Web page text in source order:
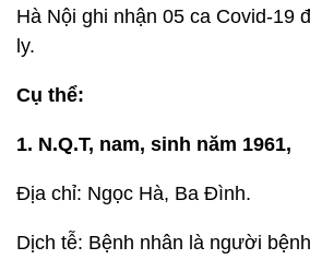
Hà Nội ghi nhận 05 ca Covid-19
ly.
Cụ thể:
1. N.Q.T, nam, sinh năm 1961,
Địa chỉ: Ngọc Hà, Ba Đình.
Dịch tễ: Bệnh nhân là người